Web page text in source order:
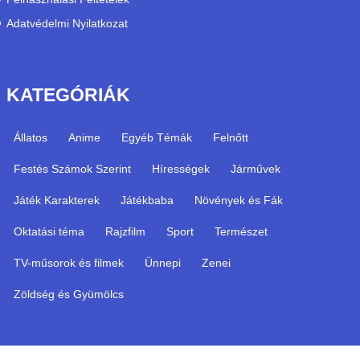
Adatvédelmi Nyilatkozat
KATEGÓRIÁK
Állatos Anime Egyéb Témák Felnőtt
Festés Számok Szerint Hírességek Járművek
Játék Karakterek Játékbaba Növények és Fák
Oktatási téma Rajzfilm Sport Természet
TV-műsorok és filmek Ünnepi Zenei
Zöldség és Gyümölcs